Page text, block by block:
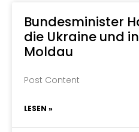
Bundesminister
die Ukraine und
Moldau
Post Content
LESEN »